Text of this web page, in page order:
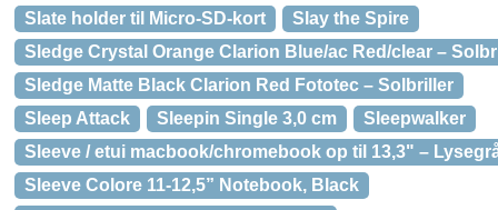
Slate holder til Micro-SD-kort
Slay the Spire
Sledge Crystal Orange Clarion Blue/ac Red/clear –
Sledge Matte Black Clarion Red Fototec – Solbriller
Sleep Attack
Sleepin Single 3,0 cm
Sleepwalker
Sleeve / etui macbook/chromebook op til 13,3" –
Sleeve Colore 11-12,5” Notebook, Black